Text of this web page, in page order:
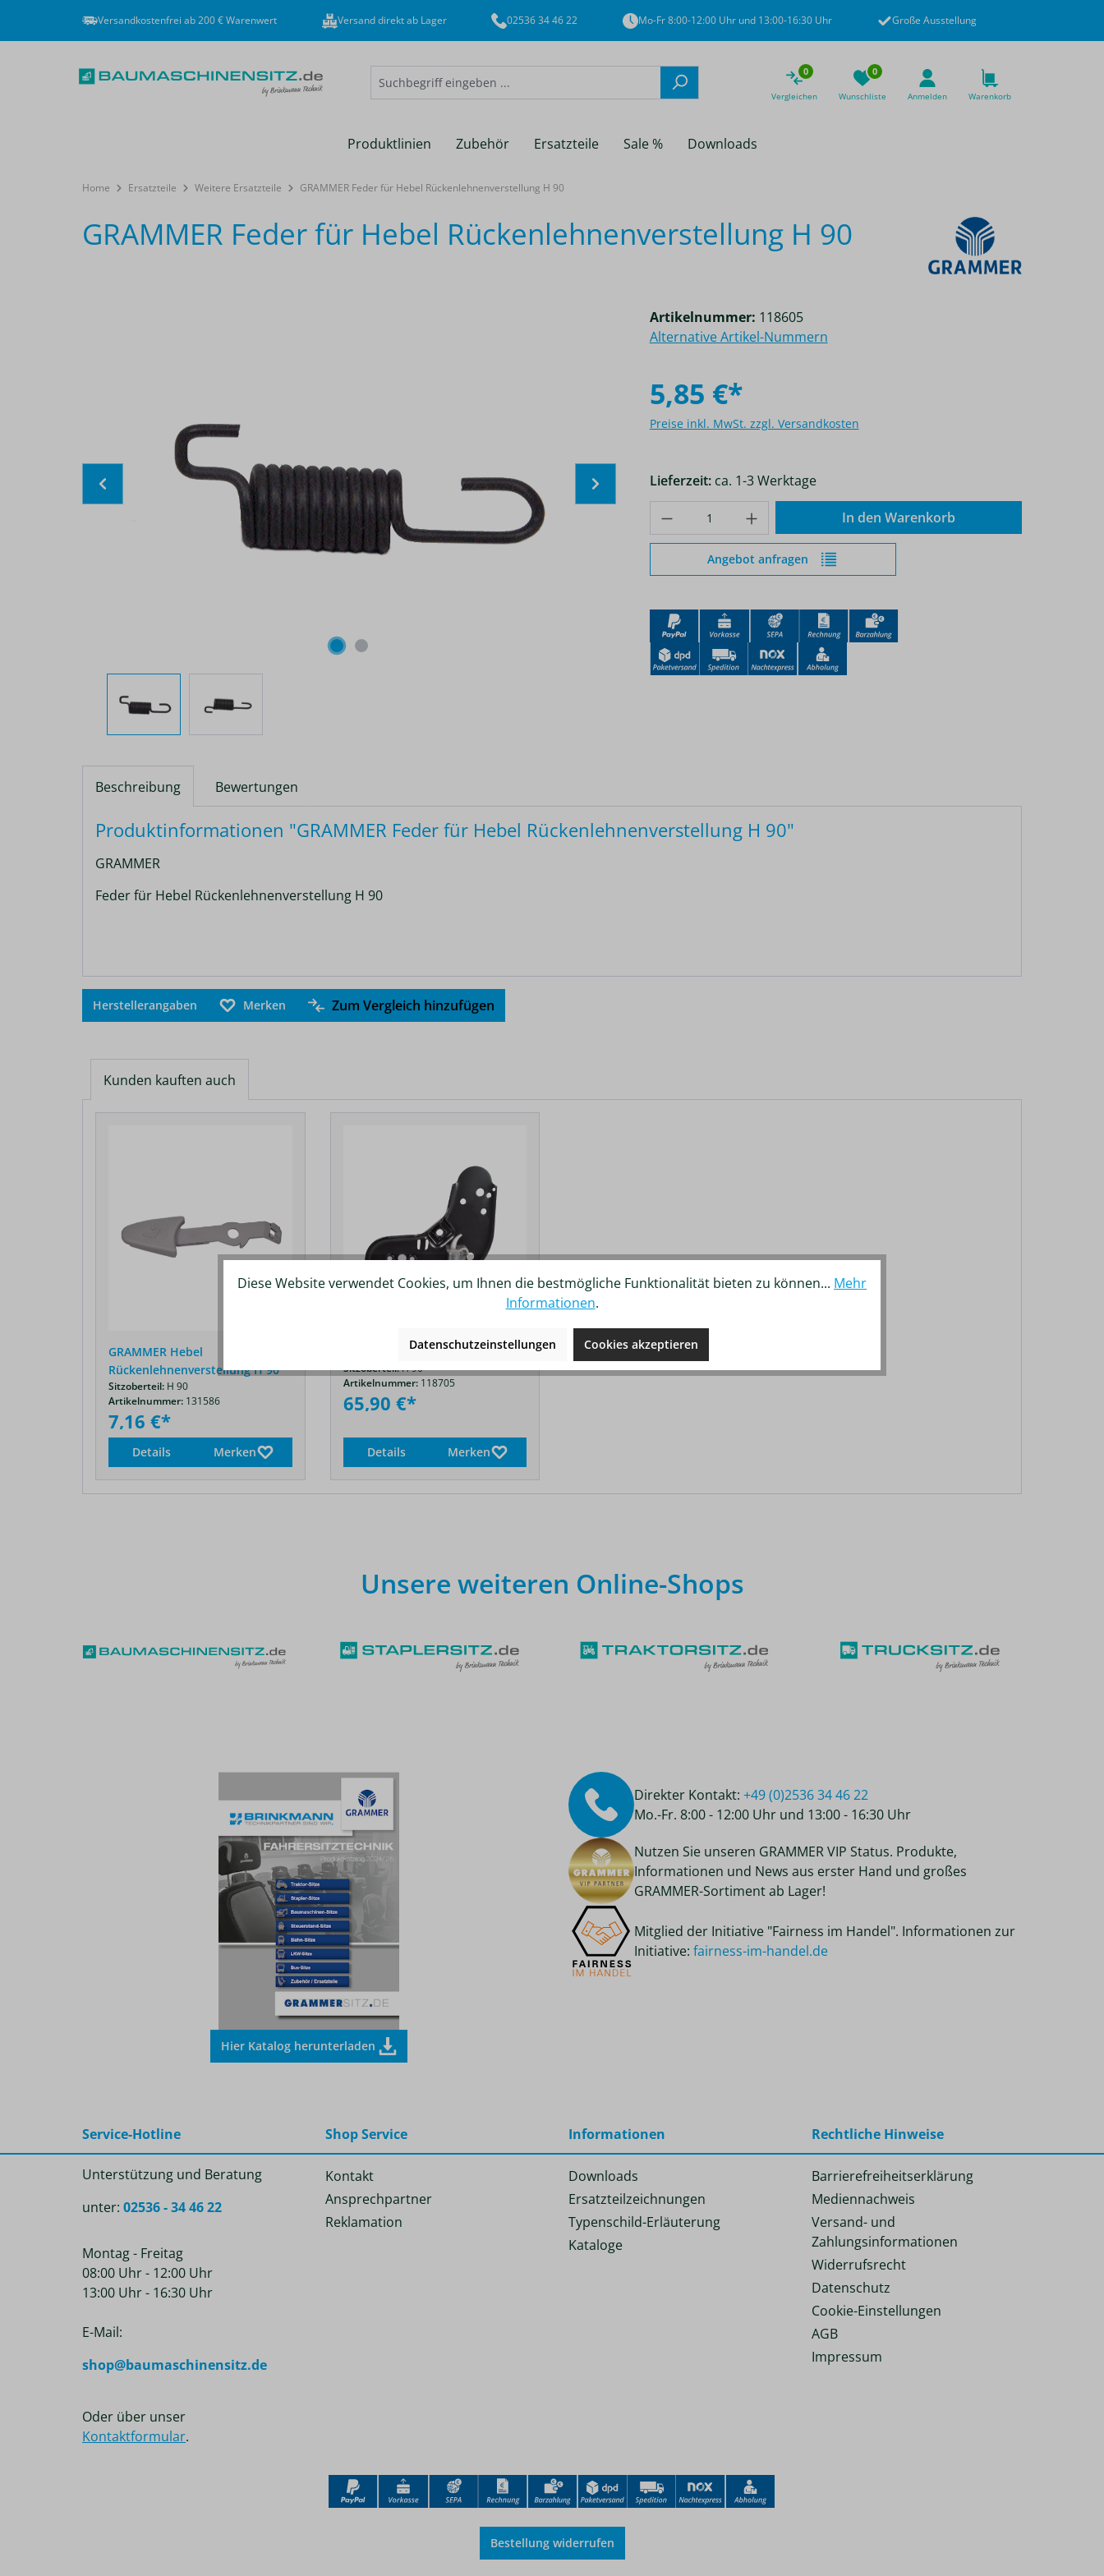
Versandkostenfrei ab 200 € Warenwert Versand direkt ab Lager 02536 34 46 22 Mo-Fr 8:00-12:00 Uhr und 13:00-16:30 Uhr Große Ausstellung
0
Vergleichen
0
Wunschliste Anmelden Warenkorb
Produktlinien Zubehör Ersatzteile Sale % Downloads
Home Ersatzteile Weitere Ersatzteile GRAMMER Feder für Hebel Rückenlehnenverstellung H 90
GRAMMER Feder für Hebel Rückenlehnenverstellung H 90
5,85 €*
Preise inkl. MwSt. zzgl. Versandkosten
Lieferzeit:ca. 1-3 Werktage
Artikelnummer: 118605
Alternative Artikel-Nummern
Produkt Anzahl: Gib den gewünschten Wert ein
In den Warenkorb
Angebot anfragen
Beschreibung Bewertungen
Produktinformationen "GRAMMER Feder für Hebel Rückenlehnenverstellung H 90"
GRAMMER
Feder für Hebel Rückenlehnenverstellung H 90
Herstellerangaben Merken Zum Vergleich hinzufügen
Kunden kauften auch
GRAMMER Hebel
Rückenlehnenverstellung H 90
Sitzoberteil: H 90
Artikelnummer: 131586
7,16 €*
Details Merken
GRAMMER Beschlag H90 links
Sitzoberteil:H 90
Artikelnummer: 118705
65,90 €*
Details Merken
Unsere weiteren Online-Shops
Hier Katalog herunterladen
Direkter Kontakt: +49 (0)2536 34 46 22
Mo.-Fr. 8:00 - 12:00 Uhr und 13:00 - 16:30 Uhr
Nutzen Sie unseren GRAMMER VIP Status. Produkte,
Informationen und News aus erster Hand und großes
GRAMMER-Sortiment ab Lager!
Mitglied der Initiative "Fairness im Handel". Informationen zur
Initiative: fairness-im-handel.de
Service-Hotline
Unterstützung und Beratung
unter: 02536 - 34 46 22
Montag - Freitag
08:00 Uhr - 12:00 Uhr
13:00 Uhr - 16:30 Uhr
E-Mail:
shop@baumaschinensitz.de
Oder über unser
Kontaktformular.
Shop Service
Kontakt
Ansprechpartner
Reklamation
Informationen
Downloads
Ersatzteilzeichnungen
Typenschild-Erläuterung
Kataloge
Rechtliche Hinweise
Barrierefreiheitserklärung
Mediennachweis
Versand- und
Zahlungsinformationen
Widerrufsrecht
Datenschutz
Cookie-Einstellungen
AGB
Impressum
Bestellung widerrufen
Diese Website verwendet Cookies, um Ihnen die bestmögliche Funktionalität bieten zu können... Mehr
Informationen.
Datenschutzeinstellungen Cookies akzeptieren